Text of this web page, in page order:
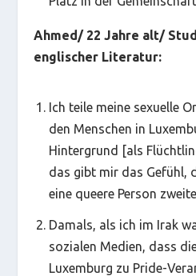
Ahmed/ 22 Jahre alt/
englischer Literatur:
Ich teile meine sexuelle
den Menschen in
Hintergrund [als
das gibt mir das Gefühl,
eine queere Person
Damals, als ich im Irak
sozialen Medien, dass
Luxemburg zu Pride-